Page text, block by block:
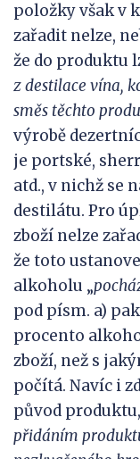
položky však v
zařadit nelze,
že do produktu
zdestilace vína,
směs těchto
výrobě
je portské,
atd., v nichž se
destilátu. Pro
zboží nelze
že toto
alkoholu „
pod písm. a)
procento
zboží, než s
počítá. Navíc i
původ
přidáním